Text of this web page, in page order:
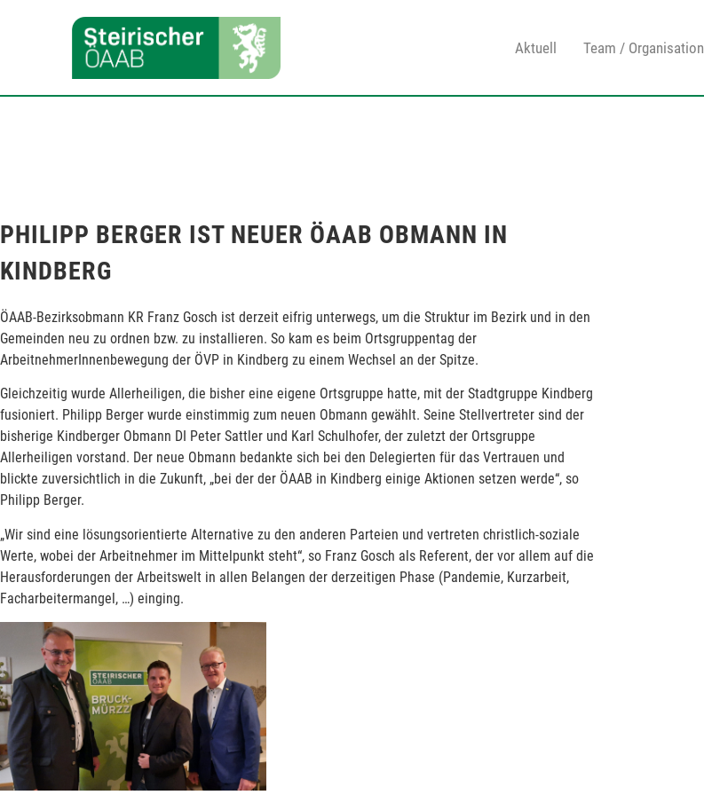
Aktuell Team / Organisation
PHILIPP BERGER IST NEUER ÖAAB OBMANN IN
KINDBERG
ÖAAB-Bezirksobmann KR Franz Gosch ist derzeit eifrig unterwegs, um die Struktur im Bezirk und in den
Gemeinden neu zu ordnen bzw. zu installieren. So kam es beim Ortsgruppentag der
ArbeitnehmerInnenbewegung der ÖVP in Kindberg zu einem Wechsel an der Spitze.
Gleichzeitig wurde Allerheiligen, die bisher eine eigene Ortsgruppe hatte, mit der Stadtgruppe Kindberg
fusioniert. Philipp Berger wurde einstimmig zum neuen Obmann gewählt. Seine Stellvertreter sind der
bisherige Kindberger Obmann DI Peter Sattler und Karl Schulhofer, der zuletzt der Ortsgruppe
Allerheiligen vorstand. Der neue Obmann bedankte sich bei den Delegierten für das Vertrauen und
blickte zuversichtlich in die Zukunft, „bei der der ÖAAB in Kindberg einige Aktionen setzen werde“, so
Philipp Berger.
„Wir sind eine lösungsorientierte Alternative zu den anderen Parteien und vertreten christlich-soziale
Werte, wobei der Arbeitnehmer im Mittelpunkt steht“, so Franz Gosch als Referent, der vor allem auf die
Herausforderungen der Arbeitswelt in allen Belangen der derzeitigen Phase (Pandemie, Kurzarbeit,
Facharbeitermangel, …) einging.